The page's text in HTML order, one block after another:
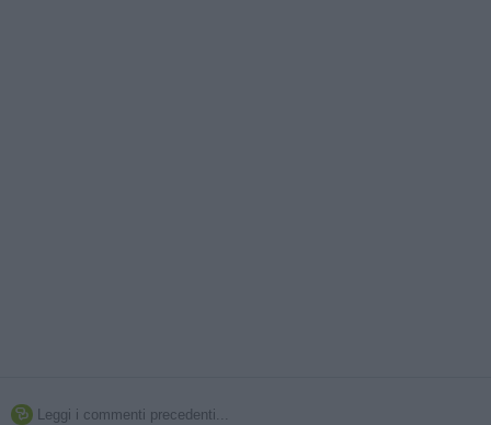
 Leggi i commenti precedenti...